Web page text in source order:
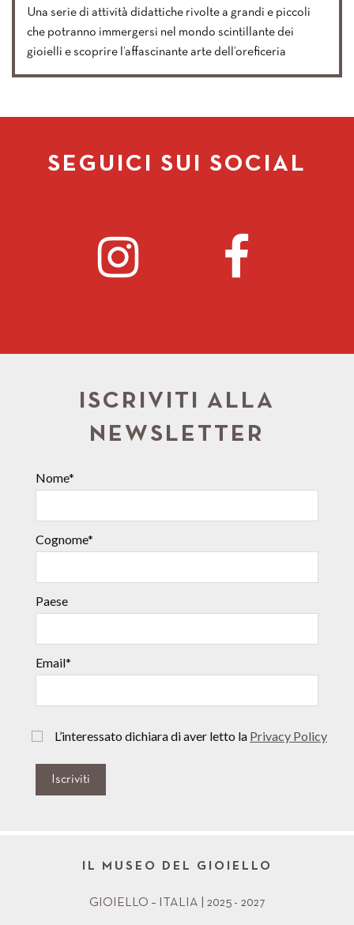
Una serie di attività didattiche rivolte a grandi e piccoli
che potranno immergersi nel mondo scintillante dei
gioielli e scoprire l’affascinante arte dell’oreficeria
SEGUICI SUI SOCIAL
ISCRIVITI ALLA
NEWSLETTER
Nome*
Cognome*
Paese
Email*
L’interessato dichiara di aver letto la Privacy Policy
Iscriviti
IL MUSEO DEL GIOIELLO
GIOIELLO – ITALIA | 2025 - 2027